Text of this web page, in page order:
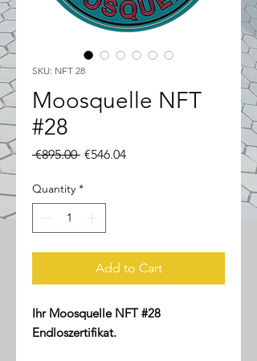
SKU: NFT 28
Moosquelle NFT
#28
€895.00 Regular
€546.04Sale
Quantity *
Add to Cart
Ihr Moosquelle NFT #28
Endloszertifikat.